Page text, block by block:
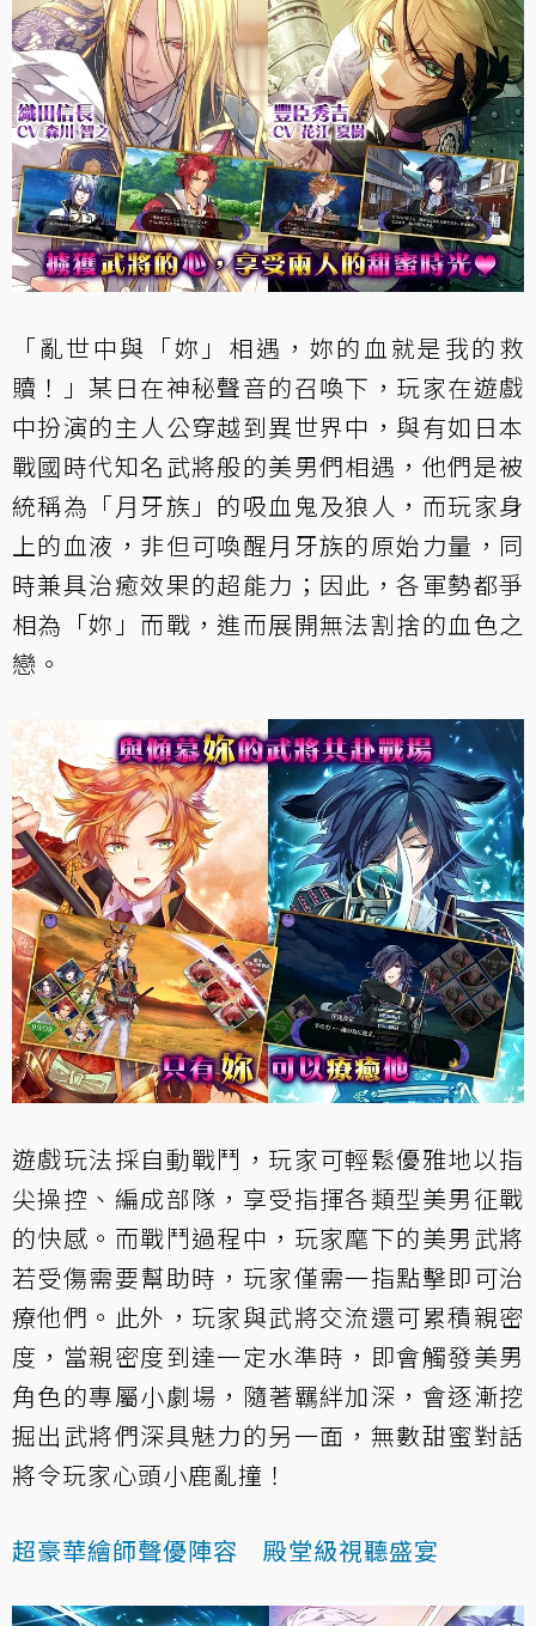
「亂世中與「妳」相遇，妳的血就是我的救
贖！」某日在神秘聲音的召喚下，玩家在遊戲
中扮演的主人公穿越到異世界中，與有如日本
戰國時代知名武將般的美男們相遇，他們是被
統稱為「月牙族」的吸血鬼及狼人，而玩家身
上的血液，非但可喚醒月牙族的原始力量，同
時兼具治癒效果的超能力；因此，各軍勢都爭
相為「妳」而戰，進而展開無法割捨的血色之
戀。
遊戲玩法採自動戰鬥，玩家可輕鬆優雅地以指
尖操控、編成部隊，享受指揮各類型美男征戰
的快感。而戰鬥過程中，玩家麾下的美男武將
若受傷需要幫助時，玩家僅需一指點擊即可治
療他們。此外，玩家與武將交流還可累積親密
度，當親密度到達一定水準時，即會觸發美男
角色的專屬小劇場，隨著羈絆加深，會逐漸挖
掘出武將們深具魅力的另一面，無數甜蜜對話
將令玩家心頭小鹿亂撞！
超豪華繪師聲優陣容 殿堂級視聽盛宴